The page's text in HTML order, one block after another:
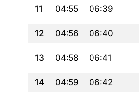
11 04:55 06:39
12 04:56 06:40
13 04:58 06:41
14 04:59 06:42